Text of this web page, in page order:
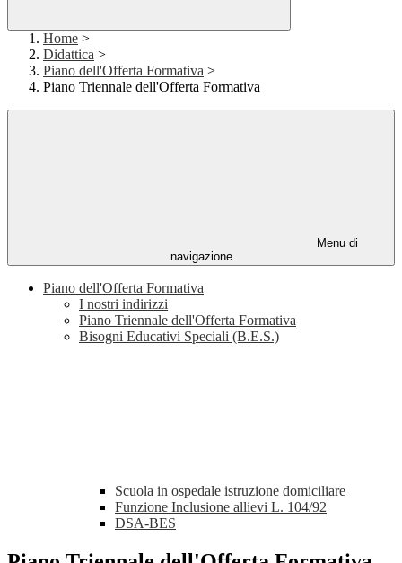
Home >
Didattica >
Piano dell'Offerta Formativa >
Piano Triennale dell'Offerta Formativa
Menu di
navigazione
Piano dell'Offerta Formativa
I nostri indirizzi
Piano Triennale dell'Offerta Formativa
Bisogni Educativi Speciali (B.E.S.)
Scuola in ospedale istruzione domiciliare
Funzione Inclusione allievi L. 104/92
DSA-BES